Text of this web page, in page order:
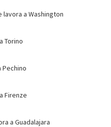
lavora a Washington
Torino
Pechino
Firenze
a Guadalajara